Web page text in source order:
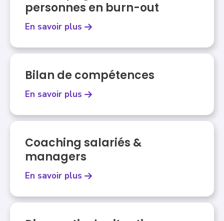
personnes en burn-out
En savoir plus
Bilan de compétences
En savoir plus
Coaching salariés &
managers
En savoir plus